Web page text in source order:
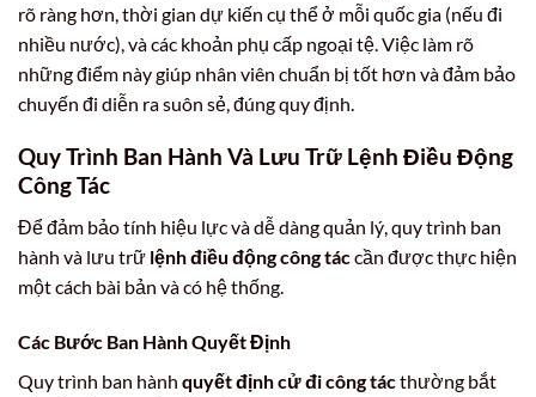
rõ ràng hơn, thời gian dự kiến cụ thể ở mỗi quốc gia (nếu đi
nhiều nước), và các khoản phụ cấp ngoại tệ. Việc làm rõ
những điểm này giúp nhân viên chuẩn bị tốt hơn và đảm bảo
chuyến đi diễn ra suôn sẻ, đúng quy định.
Quy Trình Ban Hành Và Lưu Trữ Lệnh Điều Động
Công Tác
Để đảm bảo tính hiệu lực và dễ dàng quản lý, quy trình ban
hành và lưu trữ lệnh điều động công táccần được thực hiện
một cách bài bản và có hệ thống.
Các Bước Ban Hành Quyết Định
Quy trình ban hành quyết định cử đi công tácthường bắt